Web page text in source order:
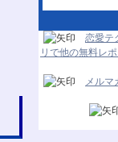
恋愛テ
リで他の無料レ
メルマ